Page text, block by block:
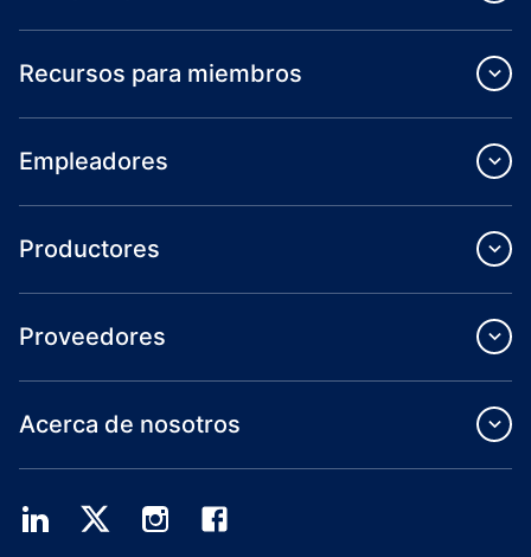
Recursos para miembros
Empleadores
Productores
Proveedores
Acerca de nosotros